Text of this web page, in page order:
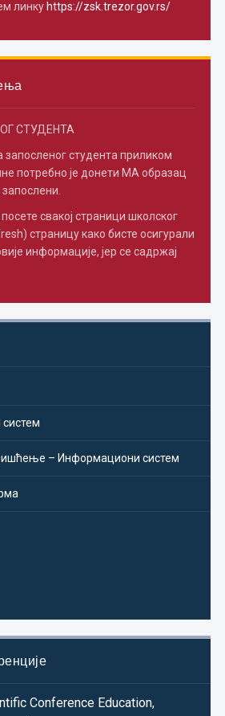
линку https://zsk.trezor.gov.rs/
СТУДЕНТА
запосленог студента приликом
потребно je донети МА образац
свакој страници школског
страницу како бисте осигурали
информације, јер се садржај
– Информациони систем
Conference Education,